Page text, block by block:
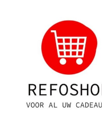
navigatie